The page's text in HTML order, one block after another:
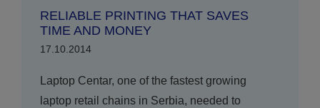
RELIABLE PRINTING THAT SAVES
TIME AND MONEY
17.10.2014
Laptop Centar, one of the fastest growing
laptop retail chains in Serbia, needed to